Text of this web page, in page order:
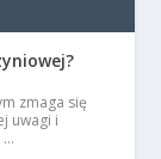
zmaga się
uwagi i
…